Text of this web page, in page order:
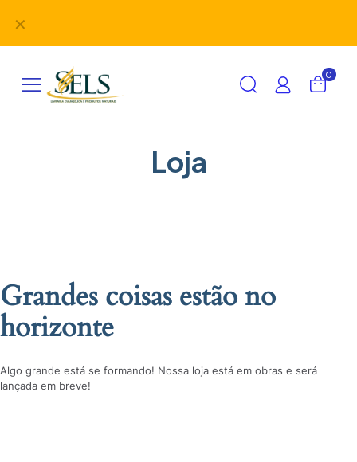
✕
0
Loja
Grandes coisas estão no
horizonte
Algo grande está se formando! Nossa loja está em obras e será
lançada em breve!